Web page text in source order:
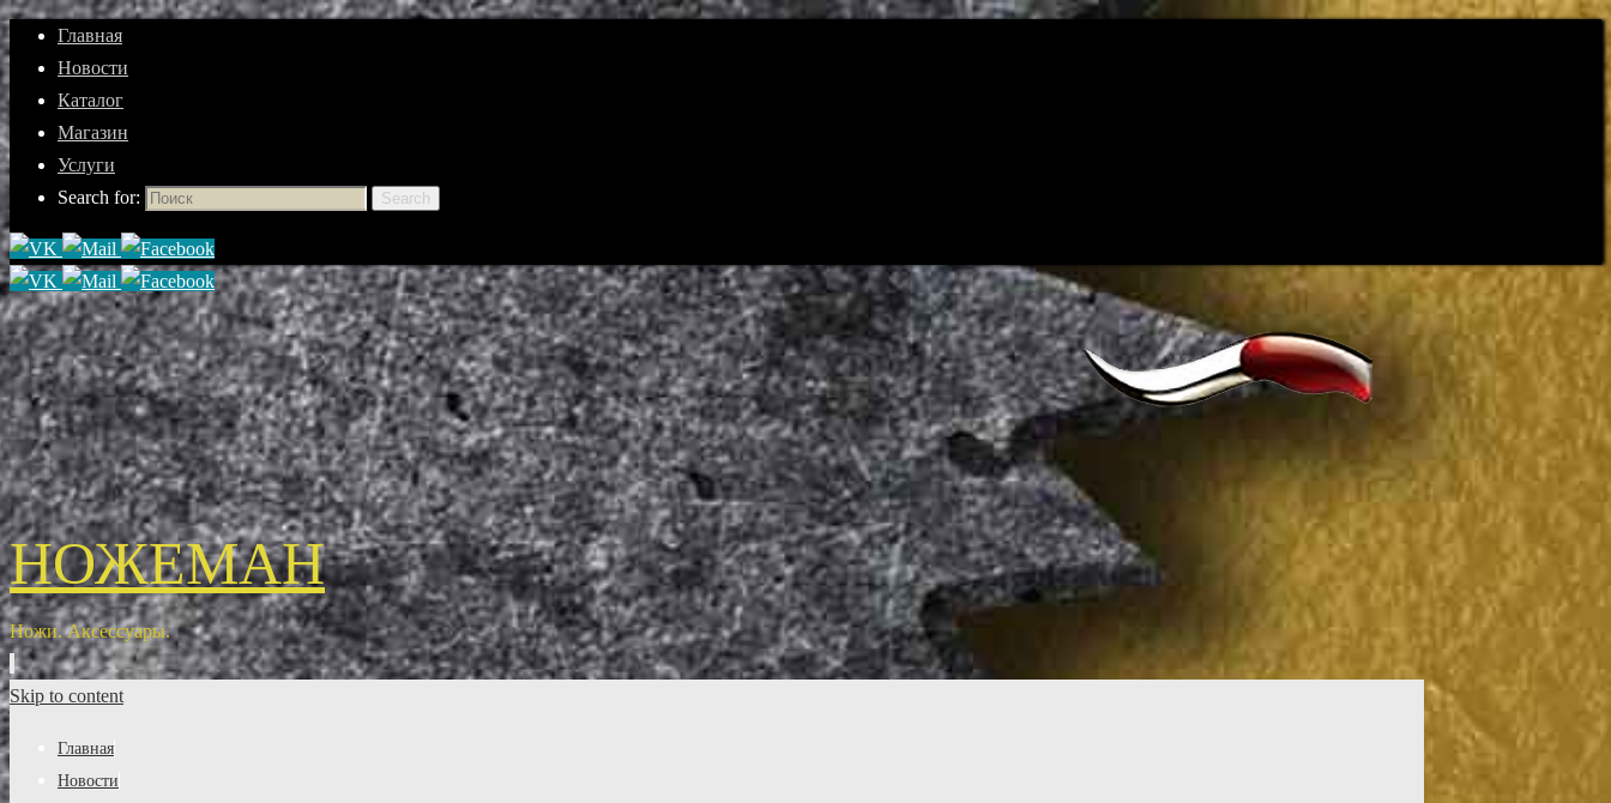
Главная
Новости
Каталог
Магазин
Услуги
Search for:
Search
НОЖЕМАН
Ножи. Аксессуары.
Skip to content
Главная
Новости